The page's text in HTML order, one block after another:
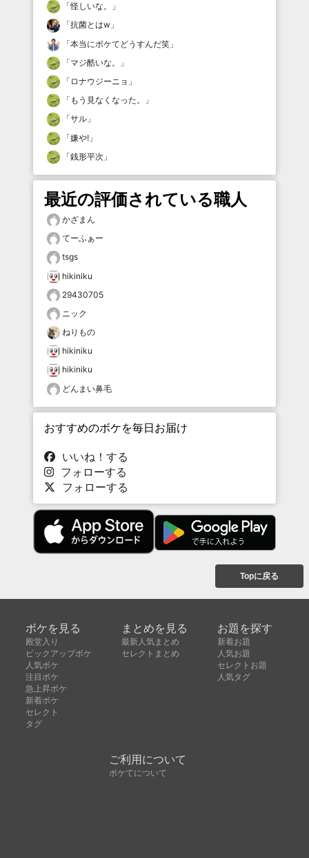
「怪しいな。
」
「抗菌とはw 」
「本当にボケてどうすんだ笑 」
「マジ酷いな。
」
「 ロナウジーニョ 」
「 もう見なくなった。
」
「サル 」
「嫌や! 」
「銭形平次 」
最近の評価されている職人
かざまん
てーふぁー
tsgs
hikiniku
29430705
ニック
ねりもの
hikiniku
hikiniku
どんまい鼻毛
おすすめのボケを毎日お届け
いいね！する
フォローする
フォローする
Topに戻る
ボケを見る
殿堂入り
ピックアップボケ
人気ボケ
注目ボケ
急上昇ボケ
新着ボケ
セレクト
タグ
まとめを見る
最新人気まとめ
セレクトまとめ
お題を探す
新着お題
人気お題
セレクトお題
人気タグ
ご利用について
ボケてについて